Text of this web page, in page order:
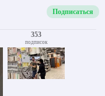
Подписаться
353
подписок